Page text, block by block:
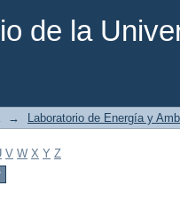
de la
→ Laboratorio de Energía y
V W X Y Z